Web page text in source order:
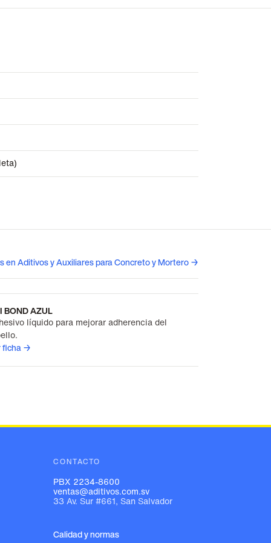
en Aditivos y Auxiliares para Concreto y Mortero →
BOND AZUL
líquido para mejorar adherencia del
ficha →
CONTACTO
PBX 2234-8600
ventas@aditivos.com.sv
33 Av. Sur #661, San Salvador
Calidad y normas